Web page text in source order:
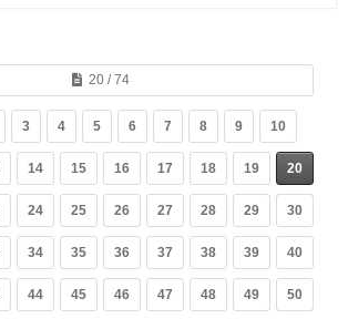
20 / 74
3 4 5 6 7 8 9 10
14 15 16 17 18 19 20
24 25 26 27 28 29 30
34 35 36 37 38 39 40
44 45 46 47 48 49 50